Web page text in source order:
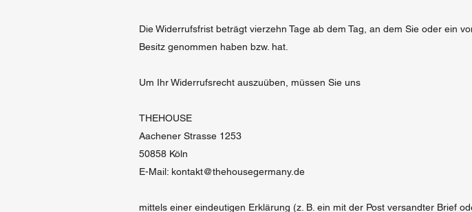
Die Widerrufsfrist beträgt vierzehn Tage ab dem Tag, an dem Sie oder ein
Besitz genommen haben bzw. hat.
Um Ihr Widerrufsrecht auszuüben, müssen Sie uns
THEHOUSE
Aachener Strasse 1253
50858 Köln
E-Mail: kontakt@thehousegermany.de
mittels einer eindeutigen Erklärung (z. B. ein mit der Post versandter Brief